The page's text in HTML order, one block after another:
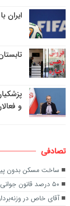
ایران
و
تصادفی
ساخت مسکن بدون
۵۰ درصد قانون جوانی جمعیت در کشور اجرا شده است
آقای خاص در